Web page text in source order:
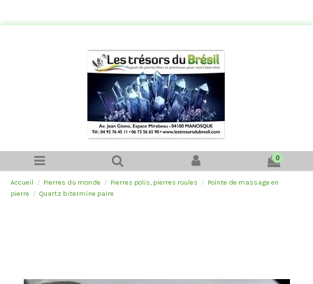
0
Accueil Pierres du monde Pierres polis, pierres roules
Pointe de massage en
pierre
Quartz bitermine paire